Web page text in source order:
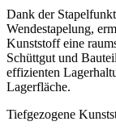
Dank der
Wendestapelung,
Kunststoff eine
Schüttgut und
effizienten
Lagerfläche.
Tiefgezogene